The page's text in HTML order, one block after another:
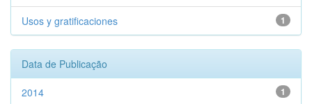
1
Usos y gratificaciones
Data de Publicação
1
2014